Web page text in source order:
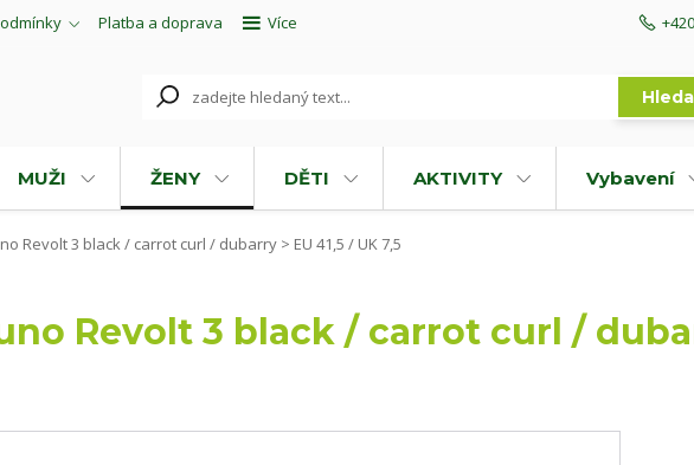
Platba a doprava Více
MUŽI ŽENY DĚTI AKTIVITY Vybavení
Revolt 3 black / carrot curl / dubarry > EU 41,5 / UK 7,5
Revolt 3 black / carrot curl /